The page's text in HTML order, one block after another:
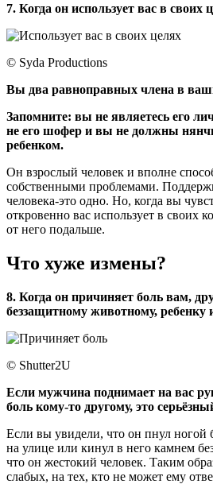
7. Когда он использует вас в своих
© Syda Productions
Вы два равноправных члена в
Запомните: вы не являетесь его
не его шофер и вы не должны
ребенком.
Он взрослый человек и вполне
собственными проблемами.
человека-это одно. Но, когда вы
откровенно вас использует в своих
от него подальше.
Что хуже измены?
8. Когда он причиняет боль вам,
беззащитному животному, ребенку
© Shutter2U
Если мужчина поднимает на вас
боль кому-то другому, это
Если вы увидели, что он пнул ногой
на улице или кинул в него камнем
что он жестокий человек. Таким
слабых, на тех, кто не может ему